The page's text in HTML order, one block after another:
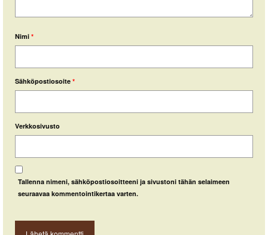
Nimi *
Sähköpostiosoite *
Verkkosivusto
Tallenna nimeni, sähköpostiosoitteeni ja sivustoni tähän selaimeen
seuraavaa kommentointikertaa varten.